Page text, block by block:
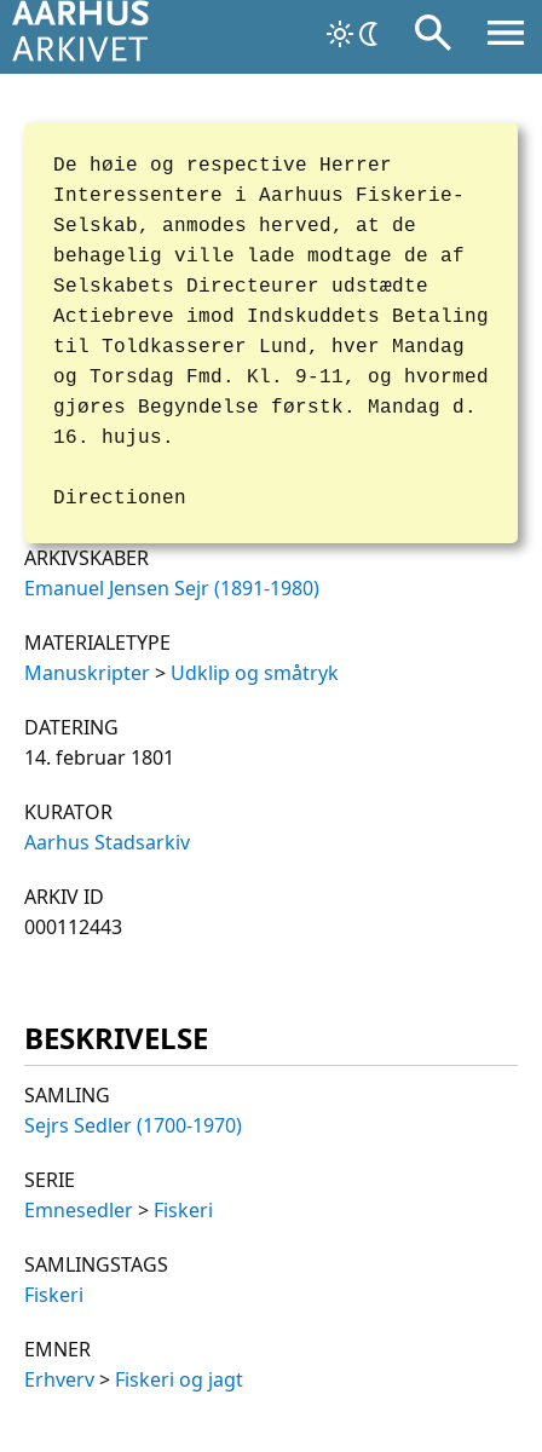
De høie og respective Herrer
Interessentere i Aarhuus Fiskerie-
Selskab, anmodes herved, at de
behagelig ville lade modtage de af
Selskabets Directeurer udstædte
Actiebreve imod Indskuddets Betaling
til Toldkasserer Lund, hver Mandag
og Torsdag Fmd. Kl. 9-11, og hvormed
gjøres Begyndelse førstk. Mandag d.
16. hujus.
Directionen
ARKIVSKABER
Emanuel Jensen Sejr (1891-1980)
MATERIALETYPE
Manuskripter> Udklip og småtryk
DATERING
14. februar 1801
KURATOR
Aarhus Stadsarkiv
ARKIV ID
000112443
BESKRIVELSE
SAMLING
Sejrs Sedler (1700-1970)
SERIE
Emnesedler> Fiskeri
SAMLINGSTAGS
Fiskeri
EMNER
Erhverv> Fiskeri og jagt